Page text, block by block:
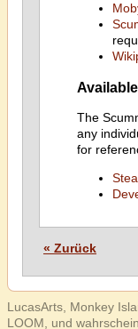
The
any
for
« Zurück
LucasArts, Monkey
LOOM, und